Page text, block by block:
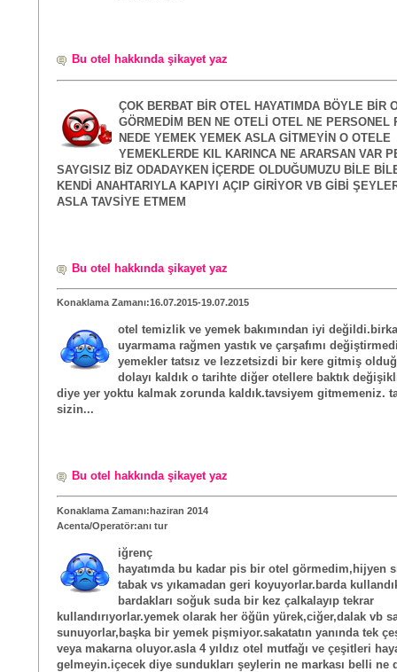
Bu otel hakkında şikayet yaz
ÇOK BERBAT BİR OTEL HAYATIMDA BÖYLE BİR
GÖRMEDİM BEN NE OTELİ OTEL NE PERSONEL
NEDE YEMEK YEMEK ASLA GİTMEYİN O OTELE
YEMEKLERDE KIL KARINCA NE ARARSAN VAR
SAYGISIZ BİZ ODADAYKEN İÇERDE OLDUĞUMUZU BİLE
KENDİ ANAHTARIYLA KAPIYI AÇIP GİRİYOR VB GİBİ
ASLA TAVSİYE ETMEM
Bu otel hakkında şikayet yaz
Konaklama Zamanı:16.07.2015-19.07.2015
otel temizlik ve yemek bakımından iyi
uyarmama rağmen yastık ve çarşafımı
yemekler tatsız ve lezzetsizdi bir kere gitmiş
dolayı kaldık o tarihte diğer otellere baktık
diye yer yoktu kalmak zorunda kaldık.tavsiyem gitmemeniz.
sizin...
Bu otel hakkında şikayet yaz
Konaklama Zamanı:haziran 2014
Acenta/Operatör:anı tur
iğrenç
hayatımda bu kadar pis bir otel görmedim,hijyen
tabak vs yıkamadan geri koyuyorlar.barda
bardakları soğuk suda bir kez çalkalayıp tekrar
kullandırıyorlar.yemek olarak her öğün yürek,ciğer,dalak vb
sunuyorlar,başka bir yemek pişmiyor.sakatatın yanında tek
veya makarna oluyor.asla 4 yıldız otel mutfağı ve çeşitleri
gelmeyin.içecek diye sundukları şeylerin ne markası belli ne